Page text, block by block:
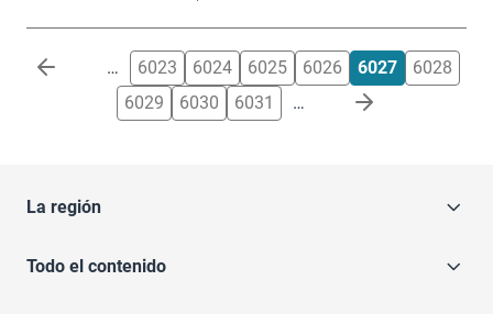
Paginación … 6023 6024 6025 6026 6027
6028
6029
6030 6031 …
La región
Todo el contenido